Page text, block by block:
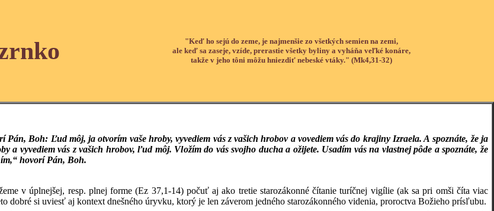
"Keď ho sejú do zeme, je najmenšie zo všetkých semien na zemi,
ale keď sa zaseje, vzíde, prerastie všetky byliny a vyháňa veľké konáre,
takže v jeho tôni môžu hniezdiť nebeské vtáky." (Mk4,31-32)
Pán, Boh: Ľud môj, ja otvorím vaše hroby, vyvediem vás z vašich hrobov a vovediem vás do krajiny Izraela. A spoznáte, že ja
a vyvediem vás z vašich hrobov, ľud môj. Vložím do vás svojho ducha a ožijete. Usadím vás na vlastnej pôde a spoznáte, že
hovorí Pán, Boh.
v úplnejšej, resp. plnej forme (Ez 37,1-14) počuť aj ako tretie starozákonné čítanie turíčnej vigílie (ak sa pri omši číta viac
dobré si uviesť aj kontext dnešného úryvku, ktorý je len záverom jedného starozákonného videnia, proroctva Božieho prísľubu.